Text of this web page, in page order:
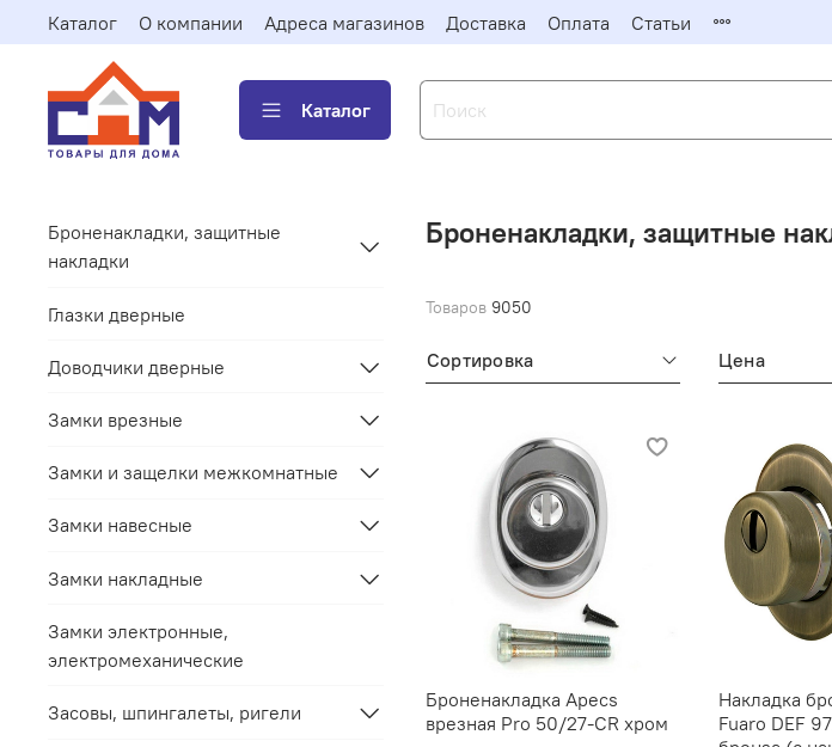
Каталог О компании Адреса магазинов Доставка Оплата Статьи
Каталог
Броненакладки, защитные
Товаров 9050
Сортировка Цена
Броненакладка Apecs
врезная Pro 50/27-CR хром
Накладка
Fuaro DEF 9726
Броненакладки, защитные
накладки
Глазки дверные
Доводчики дверные
Замки врезные
Замки и защелки межкомнатные
Замки навесные
Замки накладные
Замки электронные,
электромеханические
Засовы, шпингалеты, ригели